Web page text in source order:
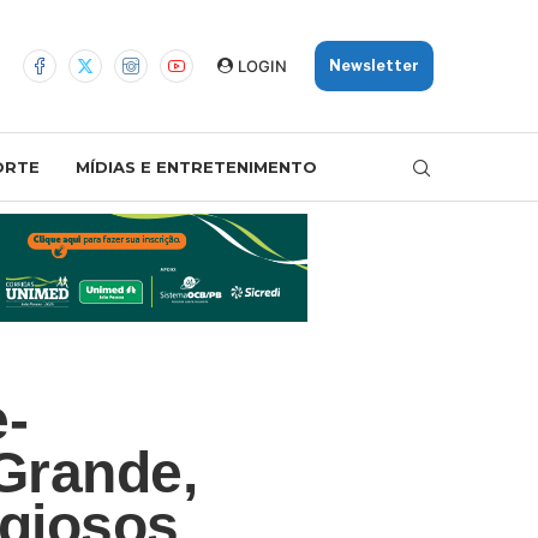
LOGIN Newsletter
MÍDIAS E ENTRETENIMENTO